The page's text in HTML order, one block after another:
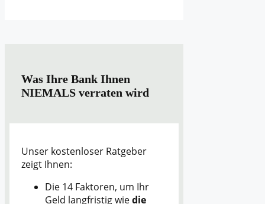
Was Ihre Bank Ihnen
NIEMALS verraten wird
Unser kostenloser Ratgeber
zeigt Ihnen:
Die 14 Faktoren, um Ihr
Geld langfristig wiedie